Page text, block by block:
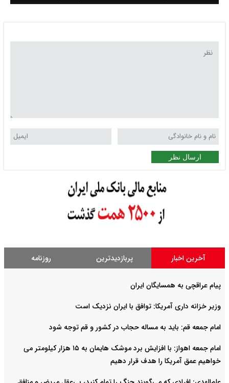
تقویت پول ملی ملموس کنید
ارسال نظر
آخرین اخبار پربازدیدترین روزنامه
پیام عراقچی به همسایگان ایران
وزیر خزانه داری آمریکا: توافق با ایران نزدیک است
امام جمعه قم: باید به مساله حجاب در کشور و قم توجه شود
امام‌ جمعه اهواز: با افزایش برد موشک هایمان به ۱۵ هزار کیلومتر می
خواهیم عمق آمریکا را هدف قرار دهیم